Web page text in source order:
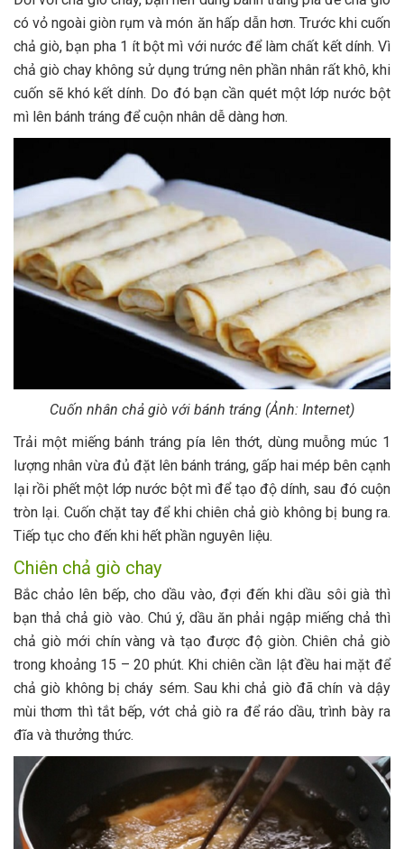
có vỏ ngoài giòn rụm và món ăn hấp dẫn hơn. Trước khi cuốn
chả giò, bạn pha 1 ít bột mì với nước để làm chất kết dính. Vì
chả giò chay không sử dụng trứng nên phần nhân rất khô, khi
cuốn sẽ khó kết dính. Do đó bạn cần quét một lớp nước bột
mì lên bánh tráng để cuộn nhân dễ dàng hơn.
Cuốn nhân chả giò với bánh tráng (Ảnh: Internet)
Trải một miếng bánh tráng pía lên thớt, dùng muỗng múc 1
lượng nhân vừa đủ đặt lên bánh tráng, gấp hai mép bên cạnh
lại rồi phết một lớp nước bột mì để tạo độ dính, sau đó cuộn
tròn lại. Cuốn chặt tay để khi chiên chả giò không bị bung ra.
Tiếp tục cho đến khi hết phần nguyên liệu.
Chiên chả giò chay
Bắc chảo lên bếp, cho dầu vào, đợi đến khi dầu sôi già thì
bạn thả chả giò vào. Chú ý, dầu ăn phải ngập miếng chả thì
chả giò mới chín vàng và tạo được độ giòn. Chiên chả giò
trong khoảng 15 – 20 phút. Khi chiên cần lật đều hai mặt để
chả giò không bị cháy sém. Sau khi chả giò đã chín và dậy
mùi thơm thì tắt bếp, vớt chả giò ra để ráo dầu, trình bày ra
đĩa và thưởng thức.